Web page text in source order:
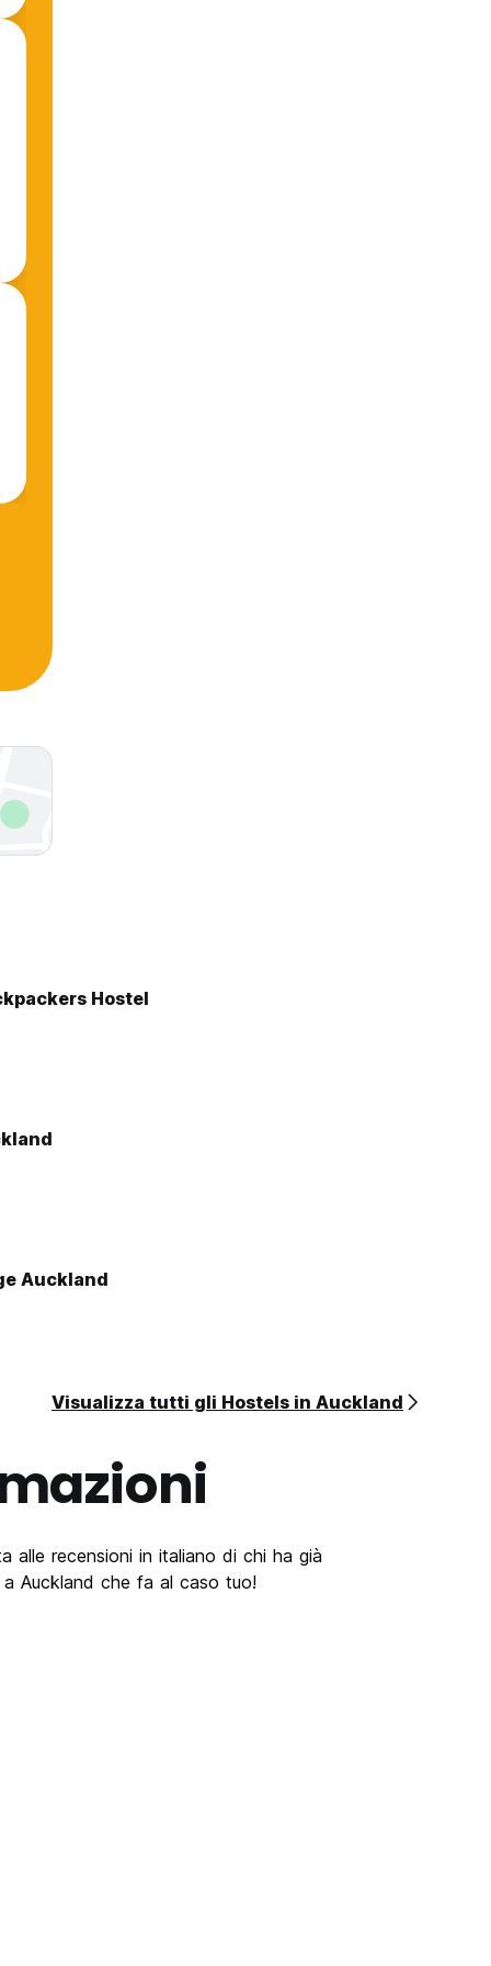
Hostel
Auckland
Visualizza tutti gli Hostels in Auckland
alle recensioni in italiano di chi ha già
Auckland che fa al caso tuo!